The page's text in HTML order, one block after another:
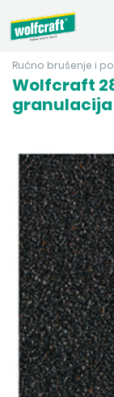
Ručno brušenje i
Wolfcraft
granulacija